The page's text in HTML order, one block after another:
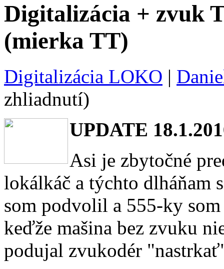
Digitalizácia + zvuk
(mierka TT)
Digitalizácia LOKO |
zhliadnutí)
UPDATE
Asi je zbytočné
lokálkáč a týchto dlháňam
som podvolil a 555-ky
keďže mašina bez zvuku
podujal zvukodér